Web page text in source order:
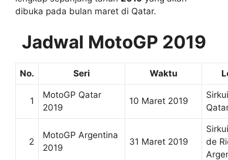
dibuka pada bulan maret di Qatar.
Jadwal MotoGP 2019
No. Seri Waktu
1
MotoGP Qatar
2019
10 Maret 2019
2
MotoGP Argentina
2019
31 Maret 2019
de